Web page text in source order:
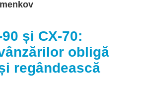
și CX-70:
obligă
regândească